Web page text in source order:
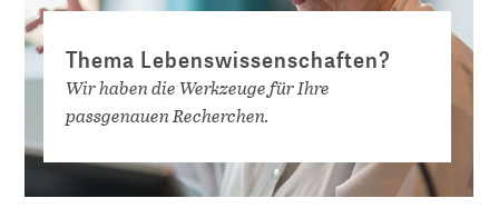
Thema Lebenswissenschaften?
Wir haben die Werkzeuge für Ihre
passgenauen Recherchen.